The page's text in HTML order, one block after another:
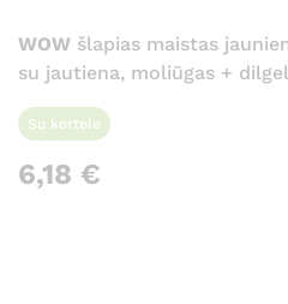
WOW šlapias maistas
su jautiena, moliūgas +
Su kortele
6,18 €